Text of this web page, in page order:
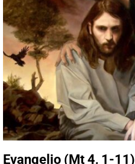
Evangelio (Mt 4, 1-11)